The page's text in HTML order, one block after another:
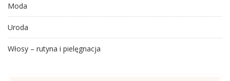
Moda
Uroda
Włosy – rutyna i pielęgnacja